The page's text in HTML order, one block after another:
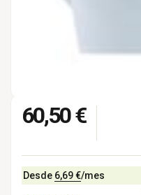
60,50 €
Desde 6,69 €/mes